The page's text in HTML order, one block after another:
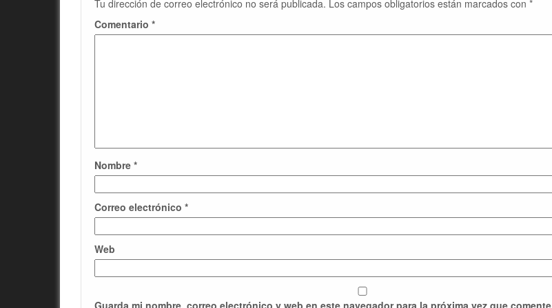
Tu dirección de correo electrónico no será publicada. Los campos obligatorios están marcados con *
Comentario *
Nombre *
Correo electrónico *
Web